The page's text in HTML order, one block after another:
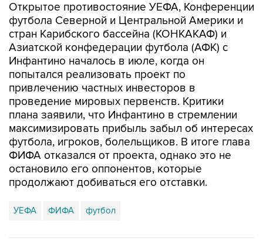
Открытое противостояние УЕФА, Конференции
футбола Северной и Центральной Америки и
стран Карибского бассейна (КОНКАКАФ) и
Азиатской конфедерации футбола (АФК) с
Инфантино началось в июле, когда он
попытался реализовать проект по
привлечению частных инвесторов в
проведение мировых первенств. Критики
плана заявили, что Инфантино в стремлении
максимизировать прибыль забыл об интересах
футбола, игроков, болельщиков. В итоге глава
ФИФА отказался от проекта, однако это не
остановило его оппонентов, которые
продолжают добиваться его отставки.
УЕФА ФИФА футбол